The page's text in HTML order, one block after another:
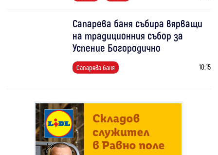
Сапарева баня събира вярващи
на традиционния събор за
Успение Богородично
Сапарева баня 10:15